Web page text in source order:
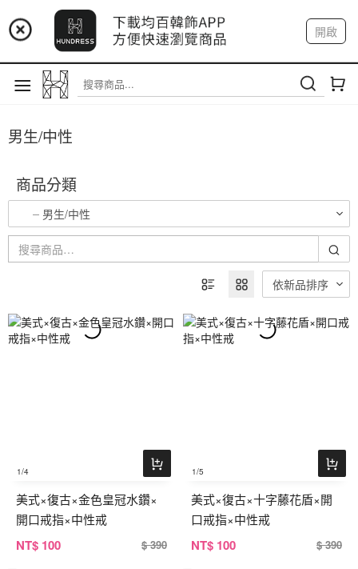
📢 市集預告：9/12-9/13 八里海巡基地
📢 市集預告：8/22-8/23 桃園青埔置地廣場
開啟
註冊 我的帳戶
男生/中性
商品分類
男生/中性
依新品排序
1/4
美式×復古×金色皇冠水鑽×
開口戒指×中性戒
NT$ 100 $ 390
1/5
美式×復古×十字藤花盾×開
口戒指×中性戒
NT$ 100 $ 390